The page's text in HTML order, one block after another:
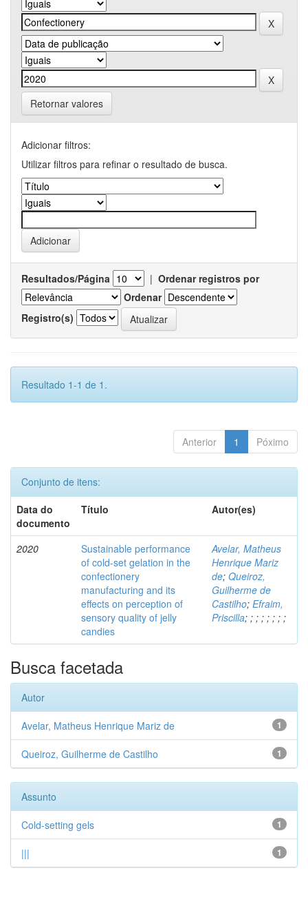
Retornar valores
Adicionar filtros:
Utilizar filtros para refinar o resultado de busca.
Resultados/Página | Ordenar registros por
Ordenar
Registro(s)
Resultado 1-1 de 1.
Anterior 1 Póximo
Conjunto de itens:
Data do
documento
Título Autor(es)
2020
Sustainable performance
of cold-set gelation in the
confectionery
manufacturing and its
effects on perception of
sensory quality of jelly
candies
Avelar, Matheus
Henrique Mariz
de; Queiroz,
Guilherme de
Castilho; Efraim,
Priscilla; ; ; ; ; ; ; ;
Busca facetada
Autor
1
Avelar, Matheus Henrique Mariz de
1
Queiroz, Guilherme de Castilho
Assunto
1
Cold-setting gels
1
|||